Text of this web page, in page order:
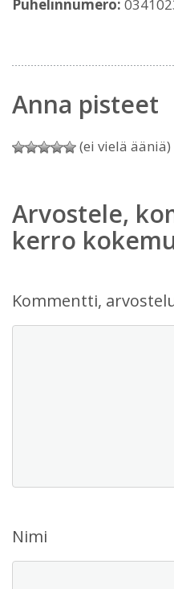
Puhelinnumero:
Anna pisteet
(ei vielä ääniä)
Arvostele,
kerro
Kommentti,
Nimi